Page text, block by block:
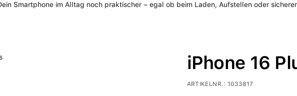
Smartphone im Alltag noch praktischer – egal ob beim Laden, Aufstellen oder
iPhone 16
ARTIKELNR.: 1033817